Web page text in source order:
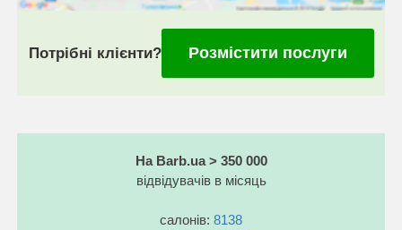
Потрібні клієнти? Розмістити послуги
На Barb.ua > 350 000
відвідувачів в місяць
салонів: 8138